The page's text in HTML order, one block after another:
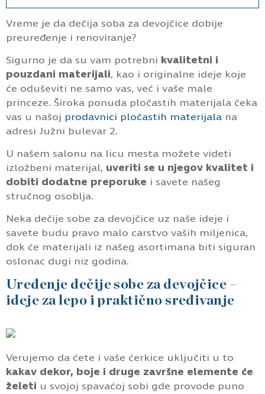
Vreme je da dečija soba za devojčice dobije
preuređenje i renoviranje?
Sigurno je da su vam potrebni kvalitetni i
pouzdani materijali, kao i originalne ideje koje
će oduševiti ne samo vas, već i vaše male
princeze. Široka ponuda pločastih materijala čeka
vas u našoj prodavnici pločastih materijala na
adresi Južni bulevar 2.
U našem salonu na licu mesta možete videti
izložbeni materijal, uveriti se u njegov kvalitet i
dobiti dodatne preporuke i savete našeg
stručnog osoblja.
Neka dečije sobe za devojčice uz naše ideje i
savete budu pravo malo carstvo vaših miljenica,
dok će materijali iz našeg asortimana biti siguran
oslonac dugi niz godina.
Uređenje dečije sobe za devojčice –
ideje za lepo i praktično sređivanje
Verujemo da ćete i vaše ćerkice uključiti u to
kakav dekor, boje i druge završne elemente će
želeti u svojoj spavaćoj sobi gde provode puno